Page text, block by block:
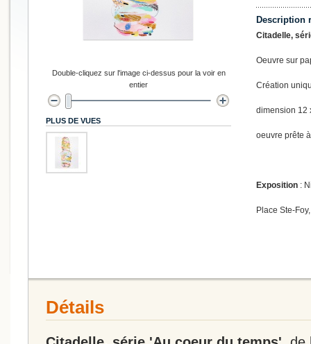
Description
Citadelle,
Oeuvre sur
Création
dimension 12
oeuvre prête
Exposition :
Place Ste-
Double-cliquez sur l'image ci-dessus pour la voir en
entier
PLUS DE VUES
Détails